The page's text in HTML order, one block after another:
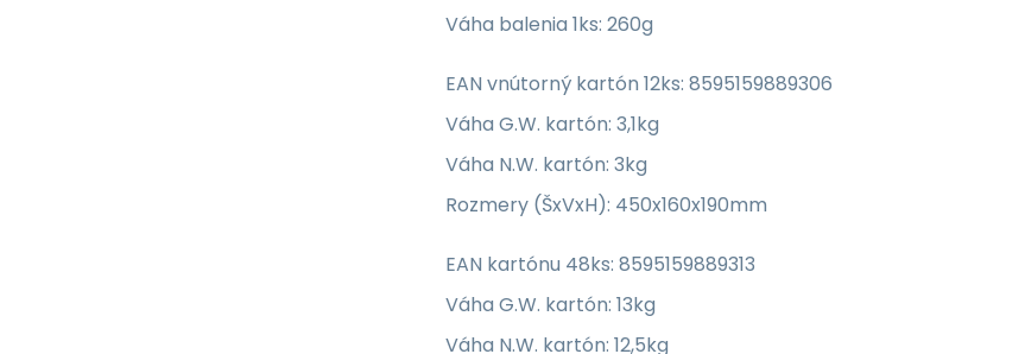
Váha balenia 1ks: 260g
EAN vnútorný kartón 12ks: 8595159889306
Váha G.W. kartón: 3,1kg
Váha N.W. kartón: 3kg
Rozmery (ŠxVxH): 450x160x190mm
EAN kartónu 48ks: 8595159889313
Váha G.W. kartón: 13kg
Váha N.W. kartón: 12,5kg